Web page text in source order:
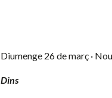
Diumenge 26 de març ·
Dins